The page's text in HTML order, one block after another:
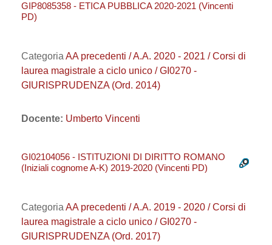
GIP8085358 - ETICA PUBBLICA 2020-2021 (Vincenti
PD)
Categoria AA precedenti / A.A. 2020 - 2021 / Corsi di
laurea magistrale a ciclo unico / GI0270 -
GIURISPRUDENZA (Ord. 2014)
Docente: Umberto Vincenti
GI02104056 - ISTITUZIONI DI DIRITTO ROMANO
(Iniziali cognome A-K) 2019-2020 (Vincenti PD)
Categoria AA precedenti / A.A. 2019 - 2020 / Corsi di
laurea magistrale a ciclo unico / GI0270 -
GIURISPRUDENZA (Ord. 2017)